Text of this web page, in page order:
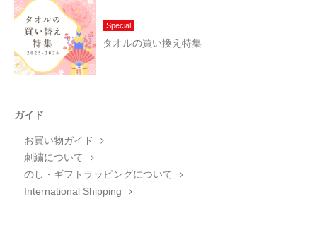
Special
タオルの買い換え特集
ガイド
お買い物ガイド
刺繍について
のし・ギフトラッピングについて
International Shipping